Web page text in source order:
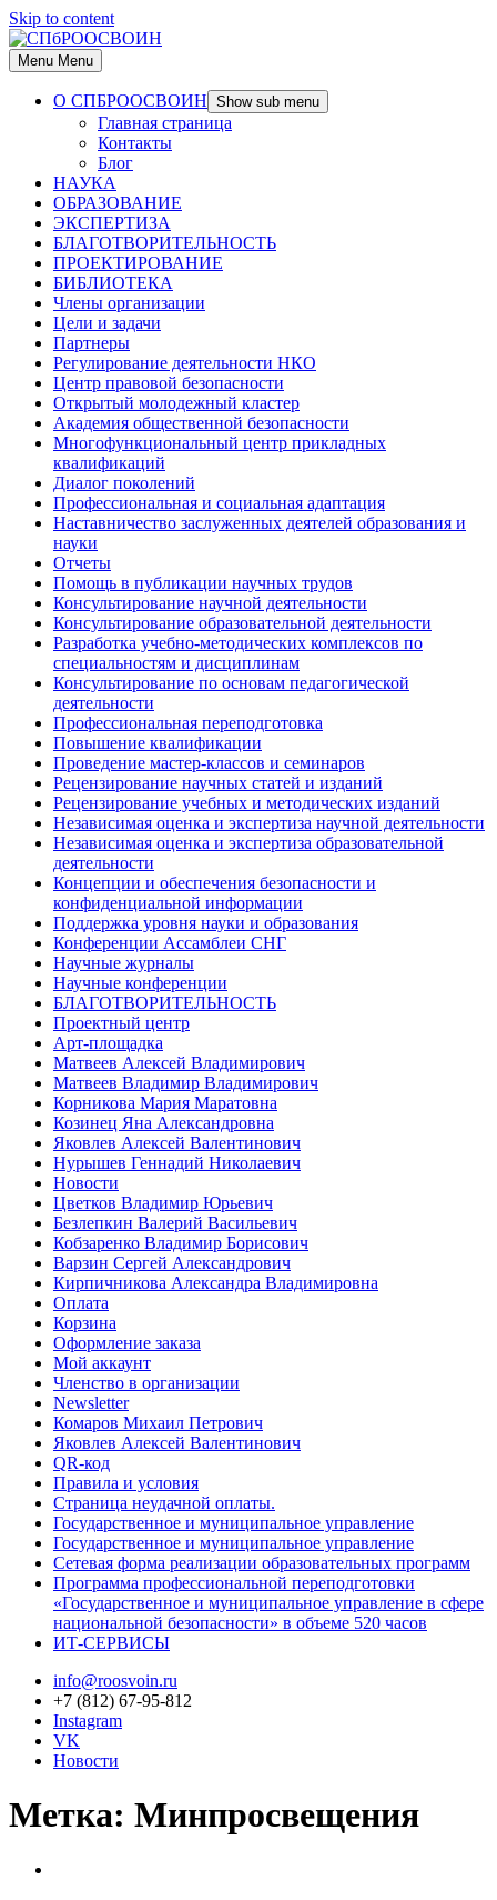
Skip to content
Menu Menu
О СПБРООСВОИН Show sub menu
Главная страница
Контакты
Блог
НАУКА
ОБРАЗОВАНИЕ
ЭКСПЕРТИЗА
БЛАГОТВОРИТЕЛЬНОСТЬ
ПРОЕКТИРОВАНИЕ
БИБЛИОТЕКА
Члены организации
Цели и задачи
Партнеры
Регулирование деятельности НКО
Центр правовой безопасности
Открытый молодежный кластер
Академия общественной безопасности
Многофункциональный центр прикладных
квалификаций
Диалог поколений
Профессиональная и социальная адаптация
Наставничество заслуженных деятелей образования и
науки
Отчеты
Помощь в публикации научных трудов
Консультирование научной деятельности
Консультирование образовательной деятельности
Разработка учебно-методических комплексов по
специальностям и дисциплинам
Консультирование по основам педагогической
деятельности
Профессиональная переподготовка
Повышение квалификации
Проведение мастер-классов и семинаров
Рецензирование научных статей и изданий
Рецензирование учебных и методических изданий
Независимая оценка и экспертиза научной деятельности
Независимая оценка и экспертиза образовательной
деятельности
Концепции и обеспечения безопасности и
конфиденциальной информации
Поддержка уровня науки и образования
Конференции Ассамблеи СНГ
Научные журналы
Научные конференции
БЛАГОТВОРИТЕЛЬНОСТЬ
Проектный центр
Арт-площадка
Матвеев Алексей Владимирович
Матвеев Владимир Владимирович
Корникова Мария Маратовна
Козинец Яна Александровна
Яковлев Алексей Валентинович
Нурышев Геннадий Николаевич
Новости
Цветков Владимир Юрьевич
Безлепкин Валерий Васильевич
Кобзаренко Владимир Борисович
Варзин Сергей Александрович
Кирпичникова Александра Владимировна
Оплата
Корзина
Оформление заказа
Мой аккаунт
Членство в организации
Newsletter
Комаров Михаил Петрович
Яковлев Алексей Валентинович
QR-код
Правила и условия
Страница неудачной оплаты.
Государственное и муниципальное управление
Государственное и муниципальное управление
Сетевая форма реализации образовательных программ
Программа профессиональной переподготовки
«Государственное и муниципальное управление в сфере
национальной безопасности» в объеме 520 часов
ИТ-СЕРВИСЫ
info@roosvoin.ru
+7 (812) 67-95-812
Instagram
VK
Новости
Метка: Минпросвещения